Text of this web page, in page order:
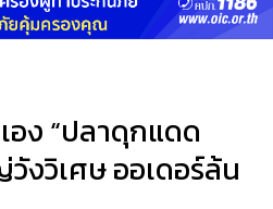
อง “ปลาดุกแดด
วังวิเศษ ออเดอร์ล้น